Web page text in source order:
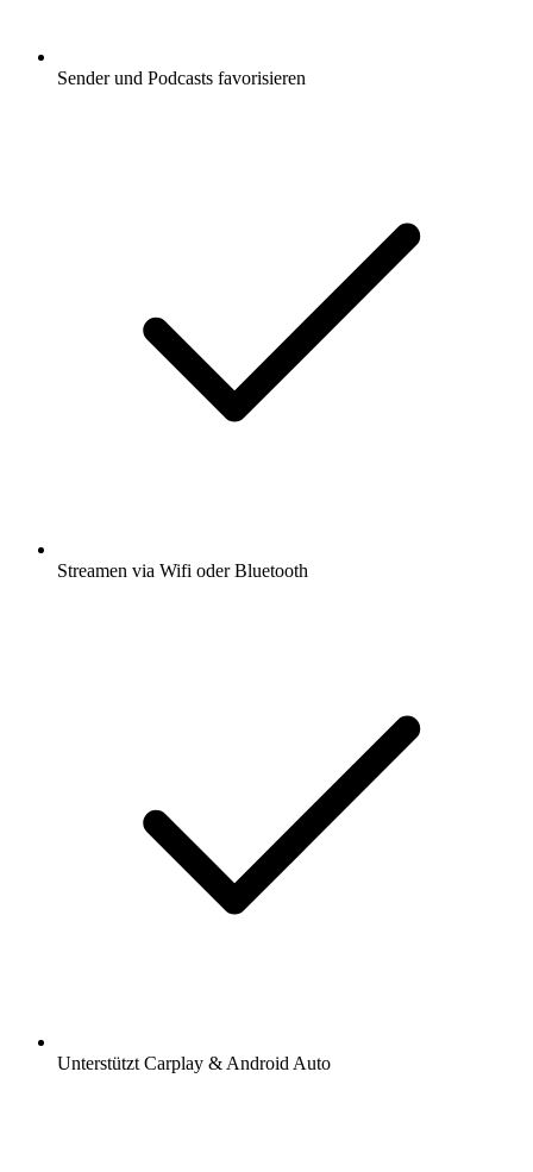
Sender und Podcasts favorisieren
Streamen via Wifi oder Bluetooth
Unterstützt Carplay & Android Auto